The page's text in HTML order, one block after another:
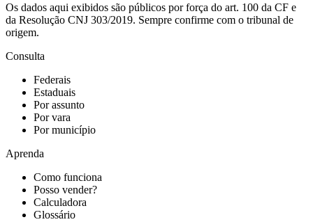
Os dados aqui exibidos são públicos por força do art. 100 da CF e
da Resolução CNJ 303/2019. Sempre confirme com o tribunal de
origem.
Consulta
Federais
Estaduais
Por assunto
Por vara
Por município
Aprenda
Como funciona
Posso vender?
Calculadora
Glossário